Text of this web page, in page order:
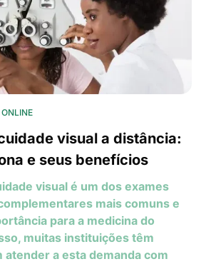
visual a distância:
e seus benefícios
visual é um dos exames
mais comuns e
para a medicina do
muitas instituições têm
atender a esta demanda com